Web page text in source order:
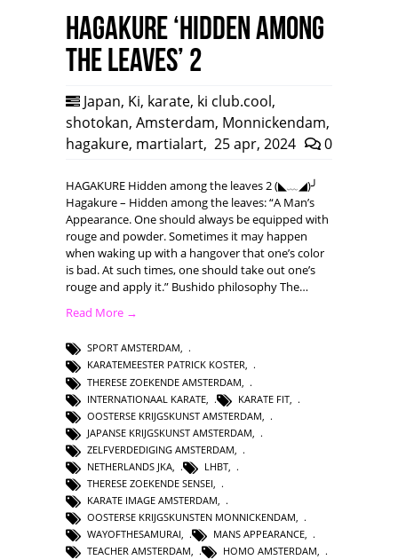
HAGAKURE ‘Hidden among
the leaves’ 2
Japan, Ki, karate, ki club.cool,
shotokan, Amsterdam, Monnickendam,
hagakure, martialart, 25 apr, 2024 0
HAGAKURE Hidden among the leaves 2 (◣﹏◢)╯
Hagakure – Hidden among the leaves: “A Man’s
Appearance. One should always be equipped with
rouge and powder. Sometimes it may happen
when waking up with a hangover that one’s color
is bad. At such times, one should take out one’s
rouge and apply it.” Bushido philosophy The…
Read More →
SPORT AMSTERDAM,
KARATEMEESTER PATRICK KOSTER,
THERESE ZOEKENDE AMSTERDAM
INTERNATIONAAL KARATE
KARATE FIT
OOSTERSE KRIJGSKUNST AMSTERDAM
JAPANSE KRIJGSKUNST AMSTERDAM
ZELFVERDEDIGING AMSTERDAM
NETHERLANDS JKA
LHBT
THERESE ZOEKENDE SENSEI
KARATE IMAGE AMSTERDAM
OOSTERSE KRIJGSKUNSTEN MONNICKENDAM,
WAYOFTHESAMURAI, MANS APPEARANCE,
TEACHER AMSTERDAM, HOMO AMSTERDAM,